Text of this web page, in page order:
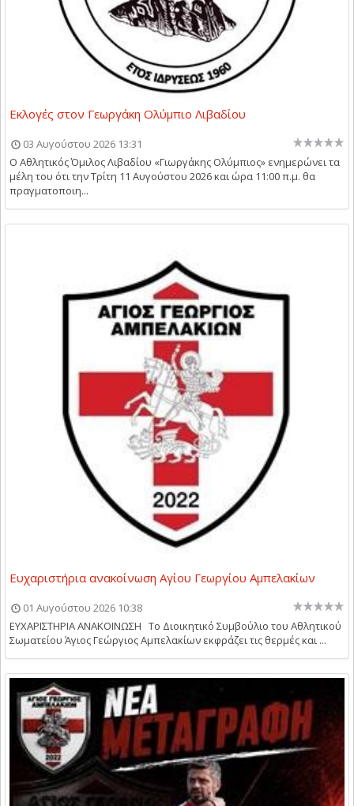
Εκλογές στον Γεωργάκη Ολύμπιο Λιβαδίου
03 Αυγούστου 2026 13:31
Ο Αθλητικός Όμιλος Λιβαδίου «Γιωργάκης Ολύμπιος» ενημερώνει τα
μέλη του ότι την Τρίτη 11 Αυγούστου 2026 και ώρα 11:00 π.μ. θα
πραγματοποιη...
Ευχαριστήρια ανακοίνωση Αγίου Γεωργίου Αμπελακίων
01 Αυγούστου 2026 10:38
ΕΥΧΑΡΙΣΤΗΡΙΑ ΑΝΑΚΟΙΝΩΣΗ Το Διοικητικό Συμβούλιο του Αθλητικού
Σωματείου Άγιος Γεώργιος Αμπελακίων εκφράζει τις θερμές και ...